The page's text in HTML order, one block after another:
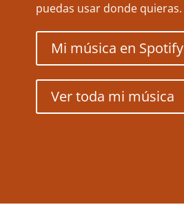
puedas usar donde quieras.
Mi música en Spotify
Ver toda mi música